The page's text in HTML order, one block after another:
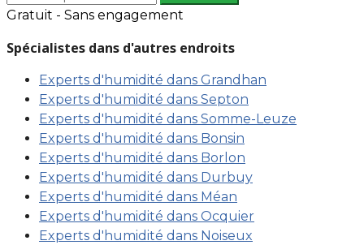
Gratuit - Sans engagement
Spécialistes dans d'autres endroits
Experts d'humidité dans Grandhan
Experts d'humidité dans Septon
Experts d'humidité dans Somme-Leuze
Experts d'humidité dans Bonsin
Experts d'humidité dans Borlon
Experts d'humidité dans Durbuy
Experts d'humidité dans Méan
Experts d'humidité dans Ocquier
Experts d'humidité dans Noiseux